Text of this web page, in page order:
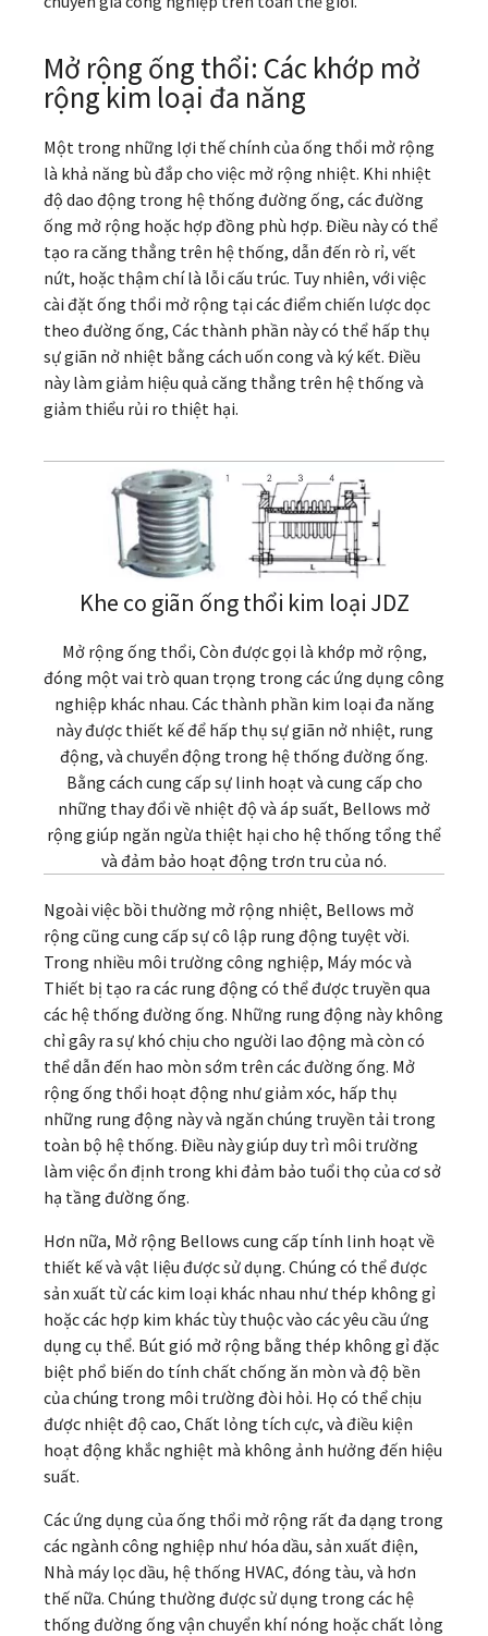
Mở rộng ống thổi: Các khớp mở
rộng kim loại đa năng
Một trong những lợi thế chính của ống thổi mở rộng
là khả năng bù đắp cho việc mở rộng nhiệt. Khi nhiệt
độ dao động trong hệ thống đường ống, các đường
ống mở rộng hoặc hợp đồng phù hợp. Điều này có thể
tạo ra căng thẳng trên hệ thống, dẫn đến rò rỉ, vết
nứt, hoặc thậm chí là lỗi cấu trúc. Tuy nhiên, với việc
cài đặt ống thổi mở rộng tại các điểm chiến lược dọc
theo đường ống, Các thành phần này có thể hấp thụ
sự giãn nở nhiệt bằng cách uốn cong và ký kết. Điều
này làm giảm hiệu quả căng thẳng trên hệ thống và
giảm thiểu rủi ro thiệt hại.
Khe co giãn ống thổi kim loại JDZ
Mở rộng ống thổi, Còn được gọi là khớp mở rộng,
đóng một vai trò quan trọng trong các ứng dụng công
nghiệp khác nhau. Các thành phần kim loại đa năng
này được thiết kế để hấp thụ sự giãn nở nhiệt, rung
động, và chuyển động trong hệ thống đường ống.
Bằng cách cung cấp sự linh hoạt và cung cấp cho
những thay đổi về nhiệt độ và áp suất, Bellows mở
rộng giúp ngăn ngừa thiệt hại cho hệ thống tổng thể
và đảm bảo hoạt động trơn tru của nó.
Ngoài việc bồi thường mở rộng nhiệt, Bellows mở
rộng cũng cung cấp sự cô lập rung động tuyệt vời.
Trong nhiều môi trường công nghiệp, Máy móc và
Thiết bị tạo ra các rung động có thể được truyền qua
các hệ thống đường ống. Những rung động này không
chỉ gây ra sự khó chịu cho người lao động mà còn có
thể dẫn đến hao mòn sớm trên các đường ống. Mở
rộng ống thổi hoạt động như giảm xóc, hấp thụ
những rung động này và ngăn chúng truyền tải trong
toàn bộ hệ thống. Điều này giúp duy trì môi trường
làm việc ổn định trong khi đảm bảo tuổi thọ của cơ sở
hạ tầng đường ống.
Hơn nữa, Mở rộng Bellows cung cấp tính linh hoạt về
thiết kế và vật liệu được sử dụng. Chúng có thể được
sản xuất từ ​​các kim loại khác nhau như thép không gỉ
hoặc các hợp kim khác tùy thuộc vào các yêu cầu ứng
dụng cụ thể. Bút gió mở rộng bằng thép không gỉ đặc
biệt phổ biến do tính chất chống ăn mòn và độ bền
của chúng trong môi trường đòi hỏi. Họ có thể chịu
được nhiệt độ cao, Chất lỏng tích cực, và điều kiện
hoạt động khắc nghiệt mà không ảnh hưởng đến hiệu
suất.
Các ứng dụng của ống thổi mở rộng rất đa dạng trong
các ngành công nghiệp như hóa dầu, sản xuất điện,
Nhà máy lọc dầu, hệ thống HVAC, đóng tàu, và hơn
thế nữa. Chúng thường được sử dụng trong các hệ
thống đường ống vận chuyển khí nóng hoặc chất lỏng